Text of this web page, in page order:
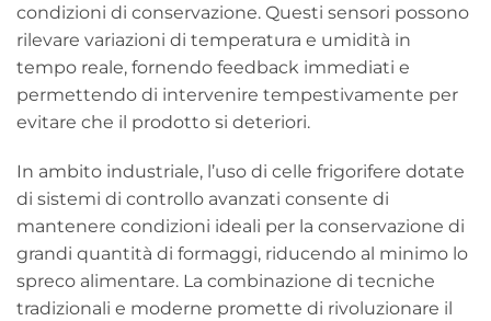
condizioni di conservazione. Questi sensori possono
rilevare variazioni di temperatura e umidità in
tempo reale, fornendo feedback immediati e
permettendo di intervenire tempestivamente per
evitare che il prodotto si deteriori.
In ambito industriale, l’uso di celle frigorifere dotate
di sistemi di controllo avanzati consente di
mantenere condizioni ideali per la conservazione di
grandi quantità di formaggi, riducendo al minimo lo
spreco alimentare. La combinazione di tecniche
tradizionali e moderne promette di rivoluzionare il